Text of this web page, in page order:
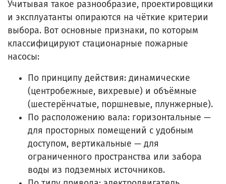
Учитывая такое разнообразие, проектировщики
и эксплуатанты опираются на чёткие критерии
выбора. Вот основные признаки, по которым
классифицируют стационарные пожарные
насосы:
По принципу действия: динамические
(центробежные, вихревые) и объёмные
(шестерёнчатые, поршневые, плунжерные).
По расположению вала: горизонтальные —
для просторных помещений с удобным
доступом, вертикальные — для
ограниченного пространства или забора
воды из подземных источников.